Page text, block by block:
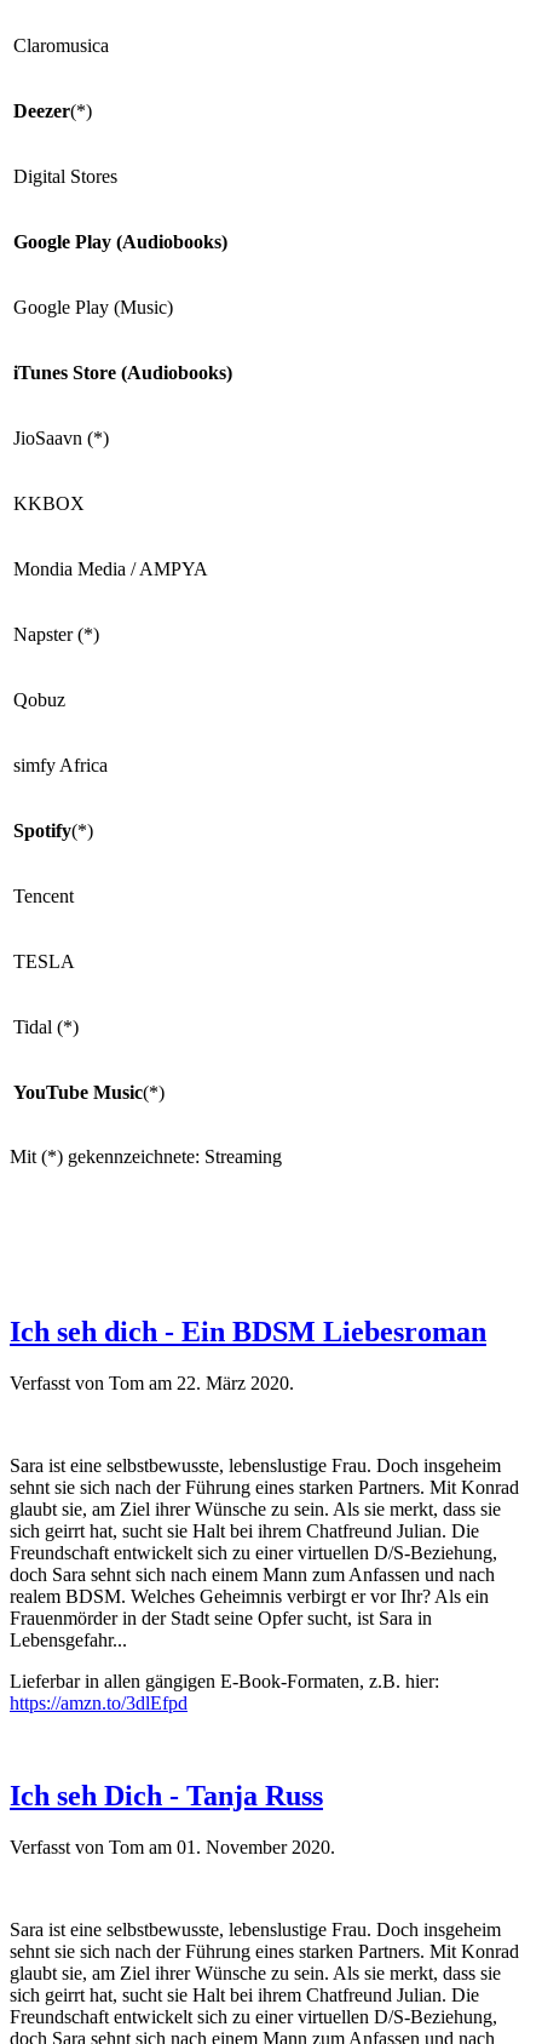
Claromusica
Deezer(*)
Digital Stores
Google Play (Audiobooks)
Google Play (Music)
iTunes Store (Audiobooks)
JioSaavn (*)
KKBOX
Mondia Media / AMPYA
Napster (*)
Qobuz
simfy Africa
Spotify(*)
Tencent
TESLA
Tidal (*)
YouTube Music(*)
Mit (*) gekennzeichnete: Streaming
Ich seh dich - Ein BDSM Liebesroman
Verfasst von Tom am 22. März 2020.
Sara ist eine selbstbewusste, lebenslustige Frau. Doch insgeheim
sehnt sie sich nach der Führung eines starken Partners. Mit Konrad
glaubt sie, am Ziel ihrer Wünsche zu sein. Als sie merkt, dass sie
sich geirrt hat, sucht sie Halt bei ihrem Chatfreund Julian. Die
Freundschaft entwickelt sich zu einer virtuellen D/S-Beziehung,
doch Sara sehnt sich nach einem Mann zum Anfassen und nach
realem BDSM. Welches Geheimnis verbirgt er vor Ihr? Als ein
Frauenmörder in der Stadt seine Opfer sucht, ist Sara in
Lebensgefahr...
Lieferbar in allen gängigen E-Book-Formaten, z.B. hier:
https://amzn.to/3dlEfpd
Ich seh Dich - Tanja Russ
Verfasst von Tom am 01. November 2020.
Sara ist eine selbstbewusste, lebenslustige Frau. Doch insgeheim
sehnt sie sich nach der Führung eines starken Partners. Mit Konrad
glaubt sie, am Ziel ihrer Wünsche zu sein. Als sie merkt, dass sie
sich geirrt hat, sucht sie Halt bei ihrem Chatfreund Julian. Die
Freundschaft entwickelt sich zu einer virtuellen D/S-Beziehung,
doch Sara sehnt sich nach einem Mann zum Anfassen und nach